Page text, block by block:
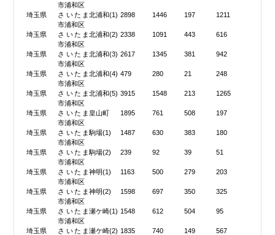
市浦和区
埼玉県
さいたま
市浦和区
北浦和(1) 2898 1446 197 1211
埼玉県
さいたま
市浦和区
北浦和(2) 2338 1091 443 616
埼玉県
さいたま
市浦和区
北浦和(3) 2617 1345 381 942
埼玉県
さいたま
市浦和区
北浦和(4) 479 280 21 248
埼玉県
さいたま
市浦和区
北浦和(5) 3915 1548 213 1265
埼玉県
さいたま
市浦和区
皇山町 1895 761 508 197
埼玉県
さいたま
市浦和区
駒場(1) 1487 630 383 180
埼玉県
さいたま
市浦和区
駒場(2) 239 92 39 51
埼玉県
さいたま
市浦和区
神明(1) 1163 500 279 203
埼玉県
さいたま
市浦和区
神明(2) 1598 697 350 325
埼玉県
さいたま
市浦和区
瀬ケ崎(1) 1548 612 504 95
埼玉県
さいたま瀬ケ崎(2) 1835 740 149 567